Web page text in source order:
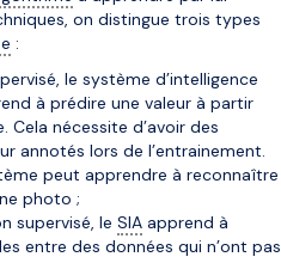
on distingue trois types
:
le système d’intelligence
à prédire une valeur à partir
Cela nécessite d’avoir des
annotés lors de l’entrainement.
peut apprendre à reconnaître
photo ;
supervisé, le SIA apprend à
entre des données qui n’ont pas